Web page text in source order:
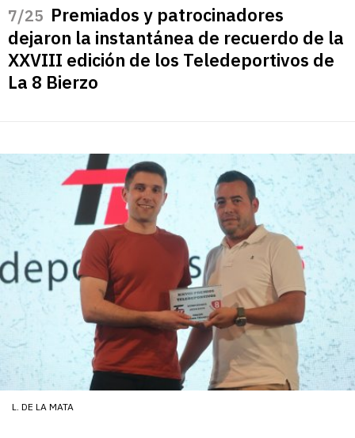
/25 Premiados y patrocinadores
dejaron la instantánea de recuerdo de la
XXVIII edición de los Teledeportivos de
La 8 Bierzo
L. DE LA MATA